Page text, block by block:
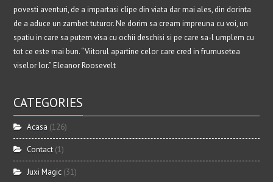
povesti aventuri, de a impartasi clipe din viata dar mai ales, din dorinta
de a aduce un zambet tuturor. Ne dorim sa cream impreuna cu voi, un
spatiu in care sa putem visa cu ochii deschisi si pe care sa-l umplem cu
tot ce este mai bun. “Viitorul apartine celor care cred in frumusetea
viselor lor.” Eleanor Roosevelt
CATEGORIES
Acasa (126)
Contact (1)
Juxi Magic (31)